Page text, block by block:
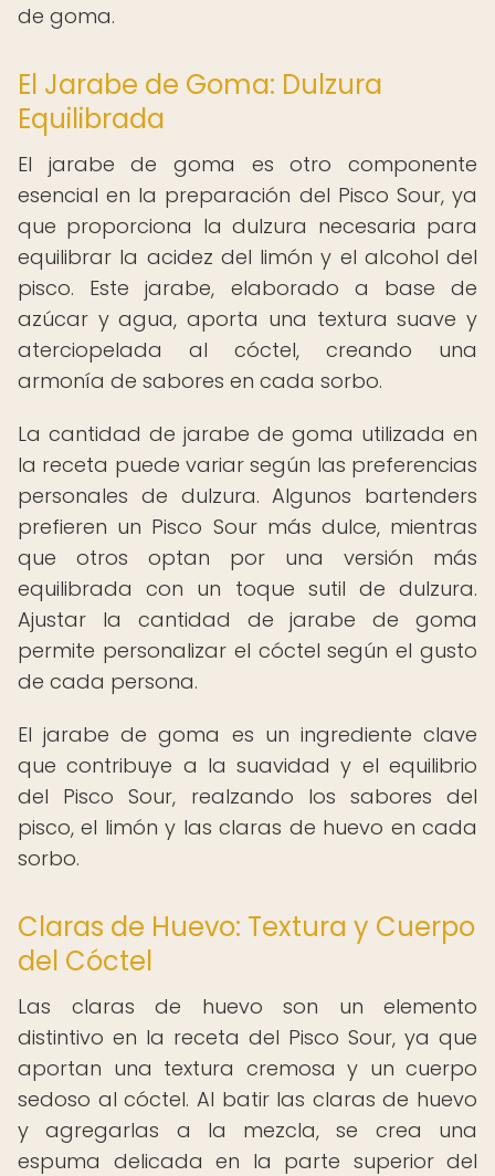
de goma.
El Jarabe de Goma: Dulzura
Equilibrada
El jarabe de goma es otro componente
esencial en la preparación del Pisco Sour, ya
que proporciona la dulzura necesaria para
equilibrar la acidez del limón y el alcohol del
pisco. Este jarabe, elaborado a base de
azúcar y agua, aporta una textura suave y
aterciopelada al cóctel, creando una
armonía de sabores en cada sorbo.
La cantidad de jarabe de goma utilizada en
la receta puede variar según las preferencias
personales de dulzura. Algunos bartenders
prefieren un Pisco Sour más dulce, mientras
que otros optan por una versión más
equilibrada con un toque sutil de dulzura.
Ajustar la cantidad de jarabe de goma
permite personalizar el cóctel según el gusto
de cada persona.
El jarabe de goma es un ingrediente clave
que contribuye a la suavidad y el equilibrio
del Pisco Sour, realzando los sabores del
pisco, el limón y las claras de huevo en cada
sorbo.
Claras de Huevo: Textura y Cuerpo
del Cóctel
Las claras de huevo son un elemento
distintivo en la receta del Pisco Sour, ya que
aportan una textura cremosa y un cuerpo
sedoso al cóctel. Al batir las claras de huevo
y agregarlas a la mezcla, se crea una
espuma delicada en la parte superior del